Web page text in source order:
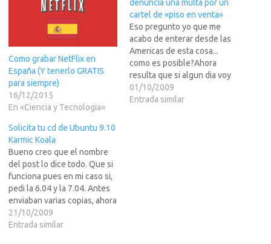
Como grabar NetFlix en
España (Y tenerlo GRATIS
para siempre)
16/12/2015
En «Ciencia y Tecnologia»
denuncia una multa por un
cartel de «piso en venta»
Eso pregunto yo que me
acabo de enterar desde las
Americas de esta cosa...
como es posible?Ahora
resulta que si algun dia voy
por mi Barcelona natal, me
van a multar por hablar en el
01/10/2009
Entrada similar
Solicita tu cd de Ubuntu 9.10
Karmic Koala
Bueno creo que el nombre
del post lo dice todo. Que si
funciona pues en mi caso si,
pedi la 6.04 y la 7.04. Antes
enviaban varias copias, ahora
creo que solo es una pero
igual no cuesta casi nada,
21/10/2009
Entrada similar